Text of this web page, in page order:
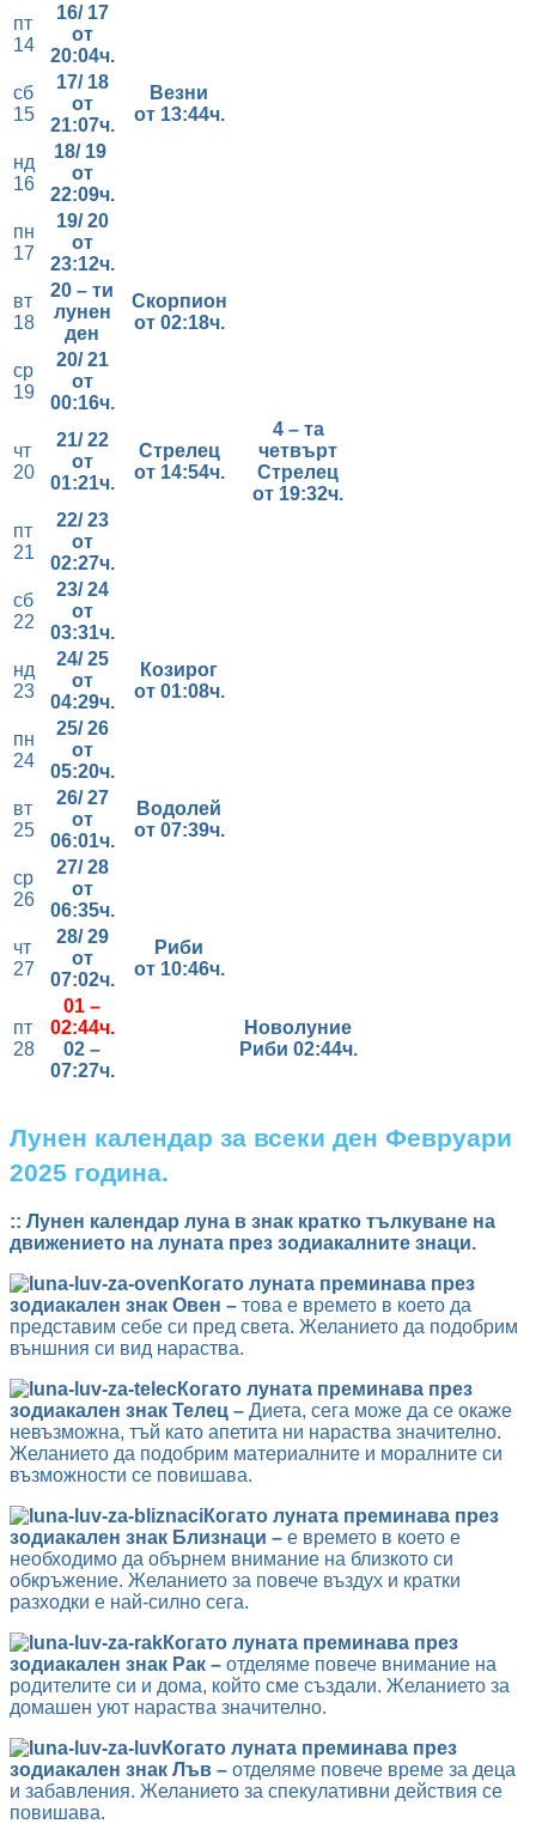
пт
14
16/ 17
от
20:04ч.
сб
15
17/ 18
от
21:07ч.
Везни
от 13:44ч.
нд
16
18/ 19
от
22:09ч.
пн
17
19/ 20
от
23:12ч.
вт
18
20 – ти
лунен
ден
Скорпион
от 02:18ч.
ср
19
20/ 21
от
00:16ч.
чт
20
21/ 22
от
01:21ч.
Стрелец
от 14:54ч.
4 – та
четвърт
Стрелец
от 19:32ч.
пт
21
22/ 23
от
02:27ч.
сб
22
23/ 24
от
03:31ч.
нд
23
24/ 25
от
04:29ч.
Козирог
от 01:08ч.
пн
24
25/ 26
от
05:20ч.
вт
25
26/ 27
от
06:01ч.
Водолей
от 07:39ч.
ср
26
27/ 28
от
06:35ч.
чт
27
28/ 29
от
07:02ч.
Риби
от 10:46ч.
пт
28
01 –
02:44ч.
02 –
07:27ч.
Новолуние
Риби 02:44ч.
Лунен календар за всеки ден Февруари
2025 година.
:: Лунен календар луна в знак кратко тълкуване на
движението на луната през зодиакалните знаци.
Когато луната преминава през
зодиакален знак Овен – това е времето в което да
представим себе си пред света. Желанието да подобрим
външния си вид нараства.
Когато луната преминава през
зодиакален знак Телец – Диета, сега може да се окаже
невъзможна, тъй като апетита ни нараства значително.
Желанието да подобрим материалните и моралните си
възможности се повишава.
Когато луната преминава през
зодиакален знак Близнаци – е времето в което е
необходимо да обърнем внимание на близкото си
обкръжение. Желанието за повече въздух и кратки
разходки е най-силно сега.
Когато луната преминава през
зодиакален знак Рак – отделяме повече внимание на
родителите си и дома, който сме създали. Желанието за
домашен уют нараства значително.
Когато луната преминава през
зодиакален знак Лъв – отделяме повече време за деца
и забавления. Желанието за спекулативни действия се
повишава.